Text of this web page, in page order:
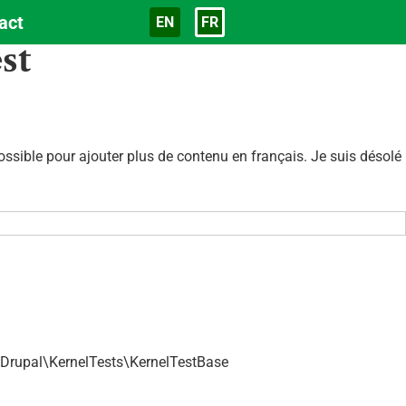
Langue
EN FR
pour ajouter plus de contenu en français. Je suis désolé